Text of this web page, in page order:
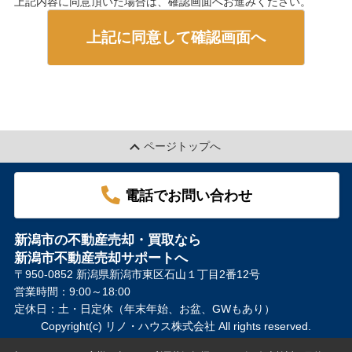
上記に同意して確認画面へ
ページトップへ
電話でお問い合わせ
新潟市の不動産売却・買取なら
新潟市不動産売却サポートへ
〒950-0852 新潟県新潟市東区石山１丁目2番12号
営業時間：9:00～18:00
定休日：土・日定休（年末年始、お盆、GWもあり）
Copyright(c) リノ・ハウス株式会社 All rights reserved.